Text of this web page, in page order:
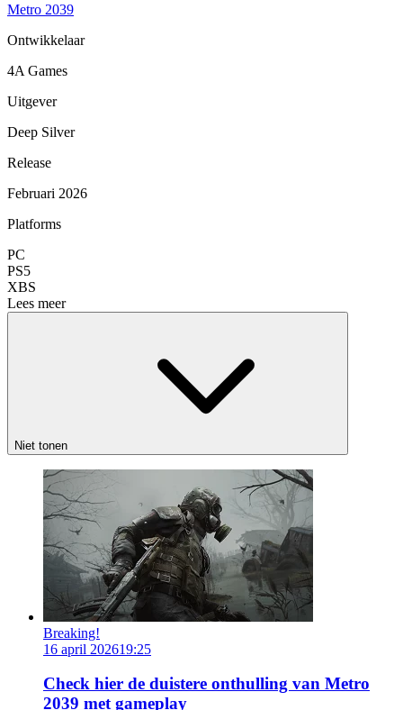
Metro 2039
Ontwikkelaar
4A Games
Uitgever
Deep Silver
Release
Februari 2026
Platforms
PC
PS5
XBS
Lees meer
Niet tonen
Breaking!
16 april 202619:25
Check hier de duistere onthulling van Metro
2039 met gameplay